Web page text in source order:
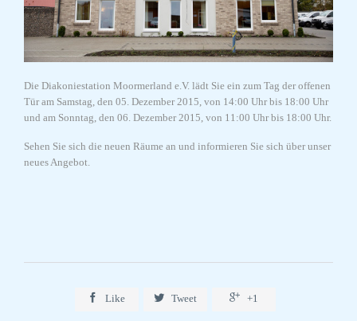
Die Diakoniestation Moormerland e.V. lädt Sie ein zum Tag der offenen
Tür am Samstag, den 05. Dezember 2015, von 14:00 Uhr bis 18:00 Uhr
und am Sonntag, den 06. Dezember 2015, von 11:00 Uhr bis 18:00 Uhr.
Sehen Sie sich die neuen Räume an und informieren Sie sich über unser
neues Angebot.
 Like  Tweet  +1